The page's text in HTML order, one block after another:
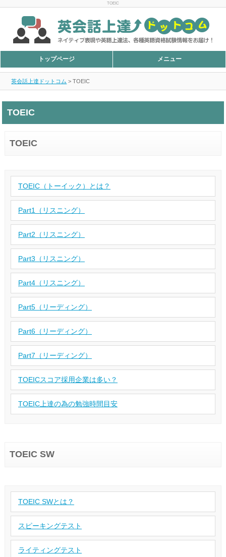
TOEIC
トップページ メニュー
英会話上達ドットコム >TOEIC
TOEIC
TOEIC
TOEIC（トーイック）とは？
Part1（リスニング）
Part2（リスニング）
Part3（リスニング）
Part4（リスニング）
Part5（リーディング）
Part6（リーディング）
Part7（リーディング）
TOEICスコア採用企業は多い？
TOEIC上達の為の勉強時間目安
TOEIC SW
TOEIC SWとは？
スピーキングテスト
ライティングテスト